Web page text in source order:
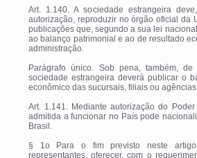
Art. 1.140. A sociedade estrangeira
autorização, reproduzir no órgão oficial da
publicações que, segundo a sua lei
ao balanço patrimonial e ao de resultado
administração.
Parágrafo único. Sob pena, também,
sociedade estrangeira deverá publicar o
econômico das sucursais, filiais ou
Art. 1.141. Mediante autorização do
admitida a funcionar no País pode
Brasil.
§ 1o Para o fim previsto neste
representantes, oferecer, com o